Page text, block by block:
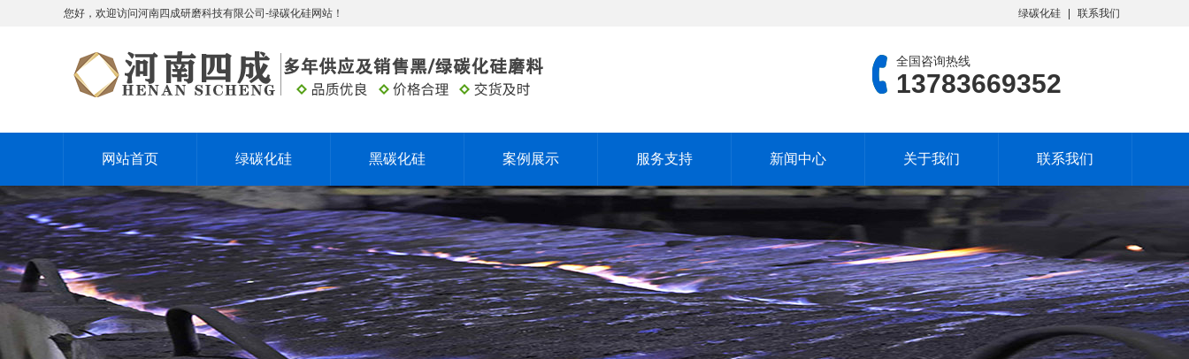
您好，欢迎访问河南四成研磨科技有限公司-绿碳化硅网站！ 绿碳化硅 联系我们
全国咨询热线
13783669352
网站首页 绿碳化硅 黑碳化硅 案例展示 服务支持 新闻中心 关于我们 联系我们